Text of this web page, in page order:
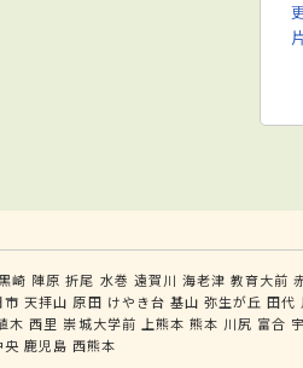
崎 陣原 折尾 水巻 遠賀川 海老津 教育大前
市 天拝山 原田 けやき台 基山 弥生が丘 田代
木 西里 崇城大学前 上熊本 熊本 川尻 富合
央 鹿児島 西熊本